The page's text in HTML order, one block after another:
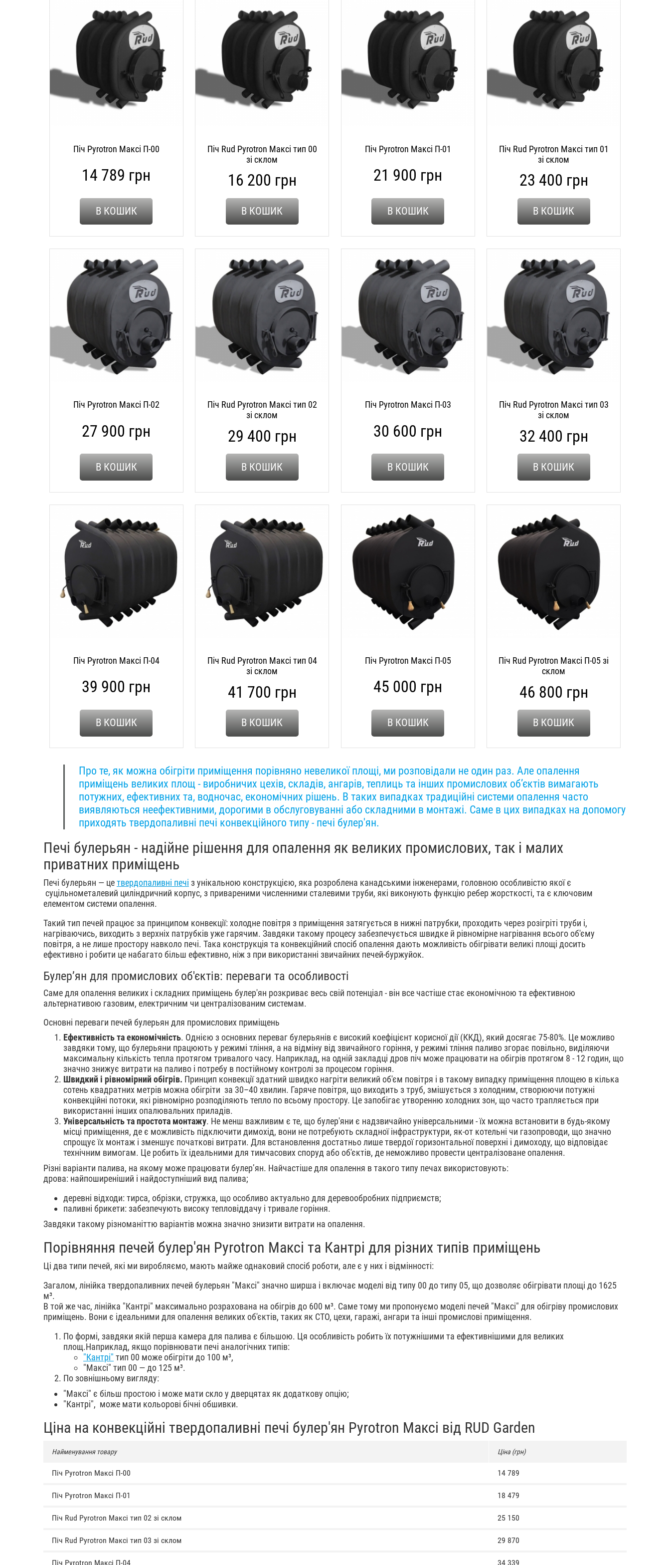
Піч Pyrotron Максі П-00
14 789 грн
В КОШИК
Піч Rud Pyrotron Максі тип 00
зі склом
16 200 грн
В КОШИК
Піч Pyrotron Максі П-01
21 900 грн
В КОШИК
Піч Rud Pyrotron Максі тип 01
зі склом
23 400 грн
В КОШИК
Піч Pyrotron Максі П-02
27 900 грн
В КОШИК
Піч Rud Pyrotron Максі тип 02
зі склом
29 400 грн
В КОШИК
Піч Pyrotron Максі П-03
30 600 грн
В КОШИК
Піч Rud Pyrotron Максі тип 03
зі склом
32 400 грн
В КОШИК
Піч Pyrotron Максі П-04
39 900 грн
В КОШИК
Піч Rud Pyrotron Максі тип 04
зі склом
41 700 грн
В КОШИК
Піч Pyrotron Максі П-05
45 000 грн
В КОШИК
Піч Rud Pyrotron Максі П-05 зі
склом
46 800 грн
В КОШИК
Про те, як можна обігріти приміщення порівняно невеликої площі, ми розповідали не один раз. Але опалення
приміщень великих площ - виробничих цехів, складів, ангарів, теплиць та інших промислових об’єктів вимагають
потужних, ефективних та, водночас, економічних рішень. В таких випадках традиційні системи опалення часто
виявляються неефективними, дорогими в обслуговуванні або складними в монтажі. Саме в цих випадках на допомогу
приходять твердопаливні печі конвекційного типу - печі булер'ян.
Печі булерьян - надійне рішення для опалення як великих промислових, так і малих
приватних приміщень
Печі булерьян — цетвердопаливні печі з унікальною конструкцією, яка розроблена канадськими інженерами, головною особливістю якої є
суцільнометалевий циліндричний корпус, з привареними численними сталевими труби, які виконують функцію ребер жорсткості, та є ключовим
елементом системи опалення.
Такий тип печей працює за принципом конвекції: холодне повітря з приміщення затягується в нижні патрубки, проходить через розігріті труби і,
нагріваючись, виходить з верхніх патрубків уже гарячим. Завдяки такому процесу забезпечується швидке й рівномірне нагрівання всього об'єму
повітря, а не лише простору навколо печі. Така конструкція та конвекційний спосіб опалення дають можливість обігрівати великі площі досить
ефективно і робити це набагато більш ефективно, ніж з при використанні звичайних печей-буржуйок.
Булер’ян для промислових об'єктів: переваги та особливості
Саме для опалення великих і складних приміщень булер'ян розкриває весь свій потенціал - він все частіше стає економічною та ефективною
альтернативою газовим, електричним чи централізованим системам.
Основні переваги печей булерьян для промислових приміщень
Ефективність та економічність. Однією з основних переваг булерьянів є високий коефіцієнт корисної дії (ККД), який досягає 75-80%. Це можливо
завдяки тому, що булерьяни працюють у режимі тління, а на відміну від звичайного горіння, у режимі тління паливо згорає повільно, виділяючи
максимальну кількість тепла протягом тривалого часу. Наприклад, на одній закладці дров піч може працювати на обігрів протягом 8 - 12 годин, що
значно знижує витрати на паливо і потребу в постійному контролі за процесом горіння.
Швидкий і рівномірний обігрів. Принцип конвекції здатний швидко нагріти великий об'єм повітря і в такому випадку приміщення площею в кілька
сотень квадратних метрів можна обігріти за 30–40 хвилин. Гаряче повітря, що виходить з труб, змішується з холодним, створюючи потужні
конвекційні потоки, які рівномірно розподіляють тепло по всьому простору. Це запобігає утворенню холодних зон, що часто трапляється при
використанні інших опалювальних приладів.
Універсальність та простота монтажу. Не менш важливим є те, що булер'яни є надзвичайно універсальними - їх можна встановити в будь-якому
місці приміщення, де є можливість підключити димохід, вони не потребують складної інфраструктури, як-от котельні чи газопроводи, що значно
спрощує їх монтаж і зменшує початкові витрати. Для встановлення достатньо лише твердої горизонтальної поверхні і димоходу, що відповідає
технічним вимогам. Це робить їх ідеальними для тимчасових споруд або об'єктів, де неможливо провести централізоване опалення.
Різні варіанти палива, на якому може працювати булер’ян. Найчастіше для опалення в такого типу печах використовують:
дрова: найпоширеніший і найдоступніший вид палива;
деревні відходи: тирса, обрізки, стружка, що особливо актуально для деревообробних підприємств;
паливні брикети: забезпечують високу тепловіддачу і тривале горіння.
Завдяки такому різноманіттю варіантів можна значно знизити витрати на опалення.
Порівняння печей булер'ян Pyrotron Максі та Кантрі для різних типів приміщень
Ці два типи печей, які ми виробляємо, мають майже однаковий спосіб роботи, але є у них і відмінності:
Загалом, лінійка твердопаливних печей булерьян "Максі" значно ширша і включає моделі від типу 00 до типу 05, що дозволяє обігрівати площі до 1625
м³.
В той же час, лінійка "Кантрі" максимально розрахована на обігрів до 600 м³. Саме тому ми пропонуємо моделі печей "Максі" для обігріву промислових
приміщень. Вони є ідеальними для опалення великих об'єктів, таких як СТО, цехи, гаражі, ангари та інші промислові приміщення.
По формі, завдяки якій перша камера для палива є більшою. Ця особливість робить їх потужнішими та ефективнішими для великих
площ.Наприклад, якщо порівнювати печі аналогічних типів:
"Кантрі" тип 00 може обігріти до 100 м³,
"Максі" тип 00 — до 125 м³.
По зовнішньому вигляду:
"Максі" є більш простою і може мати скло у дверцятах як додаткову опцію;
"Кантрі", може мати кольорові бічні обшивки.
Ціна на конвекційні твердопаливні печі булер'ян Pyrotron Максі від RUD Garden
Найменування товару Ціна (грн)
Піч Pyrotron Максі П-00 14 789
Піч Pyrotron Максі П-01 18 479
Піч Rud Pyrotron Максі тип 02 зі склом 25 150
Піч Rud Pyrotron Максі тип 03 зі склом 29 870
Піч Pyrotron Максі П-04 34 339